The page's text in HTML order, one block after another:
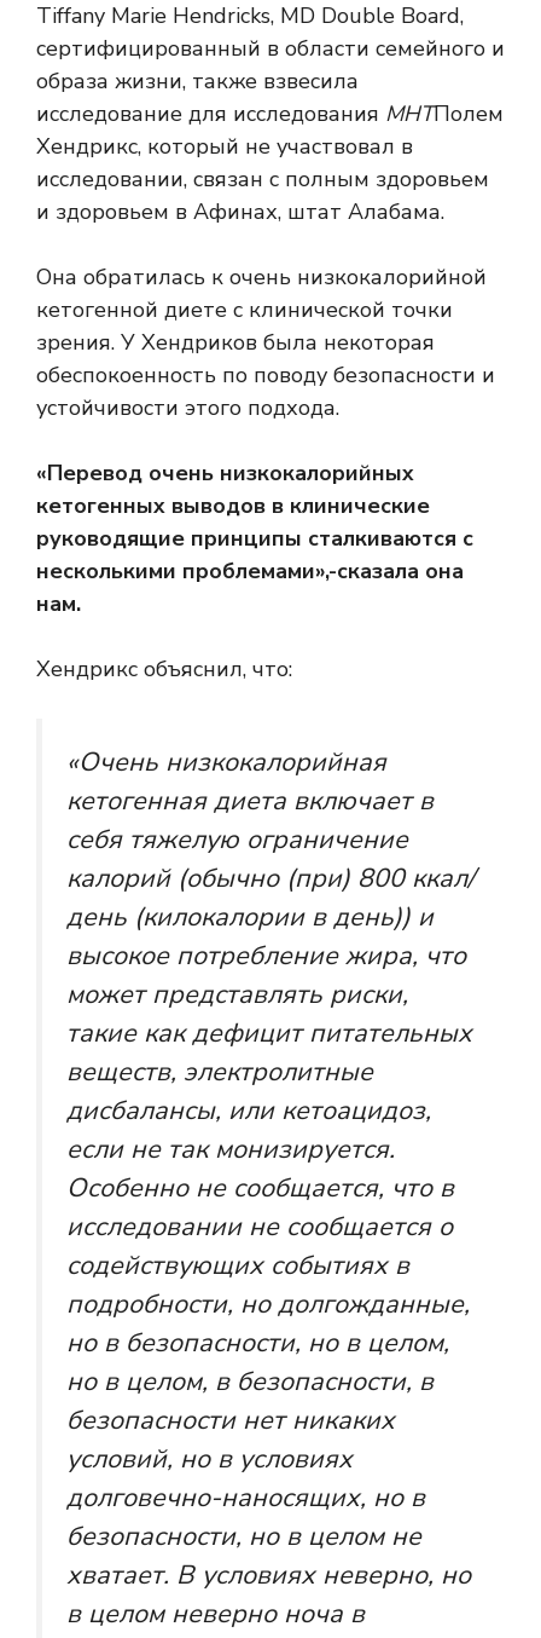
Tiffany Marie Hendricks, MD Double Board,
сертифицированный в области семейного и
образа жизни, также взвесила
исследование для исследования МНТПолем
Хендрикс, который не участвовал в
исследовании, связан с полным здоровьем
и здоровьем в Афинах, штат Алабама.
Она обратилась к очень низкокалорийной
кетогенной диете с клинической точки
зрения. У Хендриков была некоторая
обеспокоенность по поводу безопасности и
устойчивости этого подхода.
«Перевод очень низкокалорийных
кетогенных выводов в клинические
руководящие принципы сталкиваются с
несколькими проблемами»,-сказала она
нам.
Хендрикс объяснил, что:
«Очень низкокалорийная
кетогенная диета включает в
себя тяжелую ограничение
калорий (обычно (при) 800 ккал/
день (килокалории в день)) и
высокое потребление жира, что
может представлять риски,
такие как дефицит питательных
веществ, электролитные
дисбалансы, или кетоацидоз,
если не так монизируется.
Особенно не сообщается, что в
исследовании не сообщается о
содействующих событиях в
подробности, но долгожданные,
но в безопасности, но в целом,
но в целом, в безопасности, в
безопасности нет никаких
условий, но в условиях
долговечно-наносящих, но в
безопасности, но в целом не
хватает. В условиях неверно, но
в целом неверно ноча в